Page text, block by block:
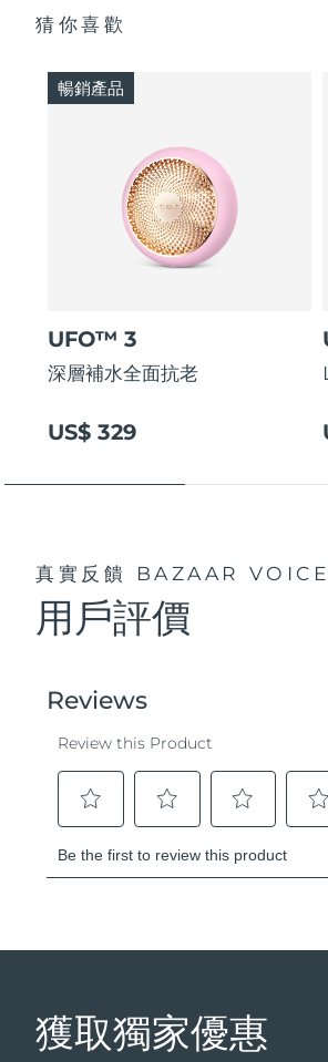
猜你喜歡
UFO™ 3
深層補水全面抗老
US$ 329
暢銷產品
真實反饋 BAZAAR VOICE
用戶評價
獲取獨家優惠